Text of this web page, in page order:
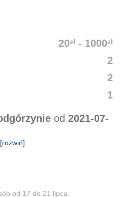
20zł - 1000zł
2
2
1
od 2021-07-
[rozwiń]
od 17 do 21 lipca.